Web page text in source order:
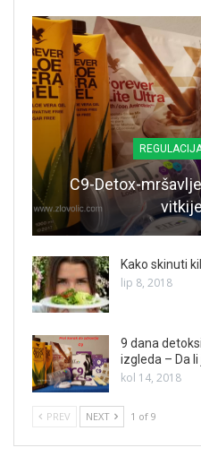
C9-Detox-
Kako skinuti
lip 8, 2018
9 dana
izgleda – Da li
kol 14, 2018
PREV NEXT 1 of 9